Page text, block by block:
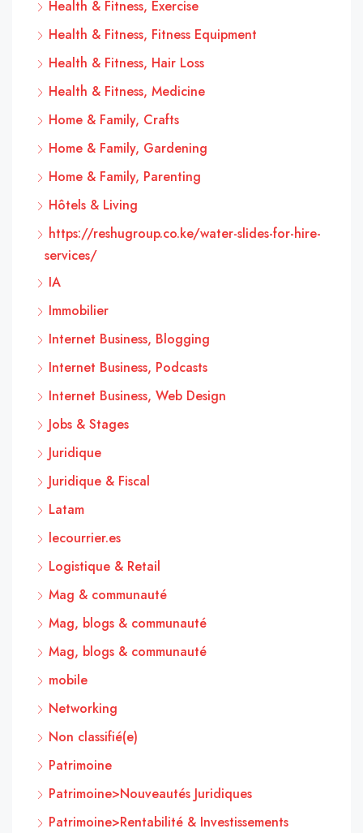
Health & Fitness, Exercise
Health & Fitness, Fitness Equipment
Health & Fitness, Hair Loss
Health & Fitness, Medicine
Home & Family, Crafts
Home & Family, Gardening
Home & Family, Parenting
Hôtels & Living
https://reshugroup.co.ke/water-slides-for-hire-
services/
IA
Immobilier
Internet Business, Blogging
Internet Business, Podcasts
Internet Business, Web Design
Jobs & Stages
Juridique
Juridique & Fiscal
Latam
lecourrier.es
Logistique & Retail
Mag & communauté
Mag, blogs & communauté
Mag, blogs & communauté
mobile
Networking
Non classifié(e)
Patrimoine
Patrimoine>Nouveautés Juridiques
Patrimoine>Rentabilité & Investissements